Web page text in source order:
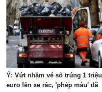
Ý: Vứt nhầm vé số trúng 1 triệu
euro lên xe rác, 'phép màu' đã